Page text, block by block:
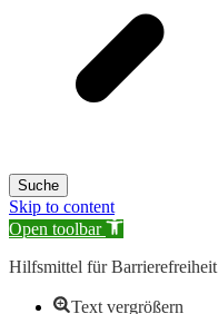
Suche
Skip to content
Open toolbar
Hilfsmittel für Barrierefreiheit
Text vergrößern